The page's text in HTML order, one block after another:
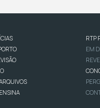
RTP
EM